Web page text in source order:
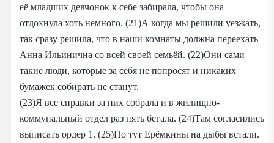
её младших девчонок к себе забирала, чтобы она
отдохнула хоть немного. (21)А когда мы решили уезжать,
так сразу решила, что в наши комнаты должна переехать
Анна Ильинична со всей своей семьёй. (22)Они сами
такие люди, которые за себя не попросят и никаких
бумажек собирать не станут.
(23)Я все справки за них собрала и в жилищно-
коммунальный отдел раз пять бегала. (24)Там согласились
выписать ордер 1. (25)Но тут Ерёмкины на дыбы встали.